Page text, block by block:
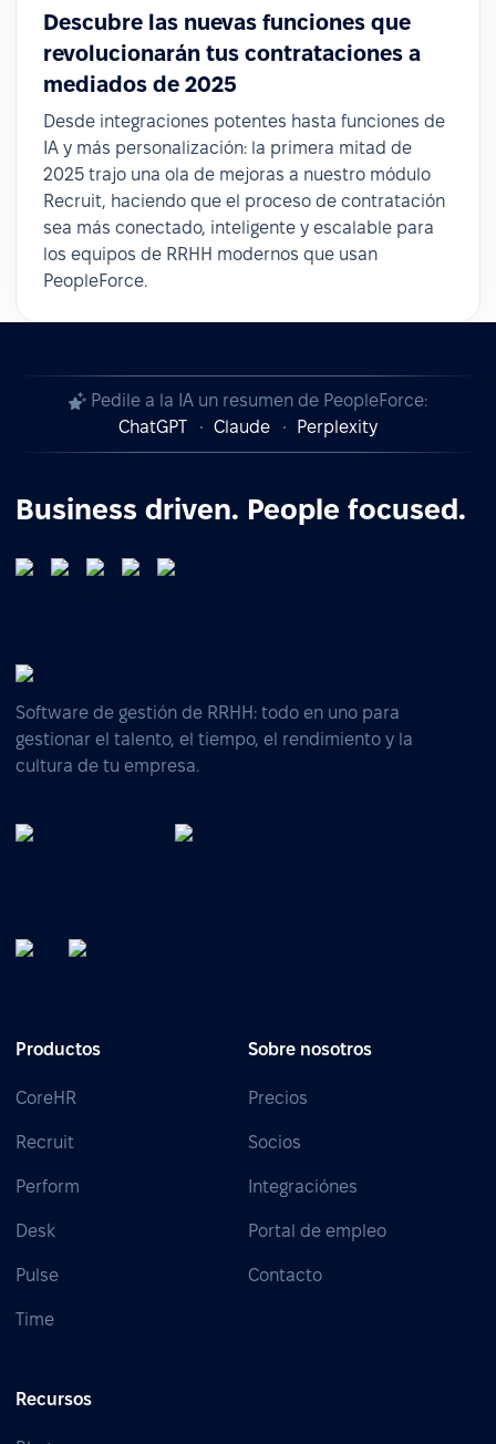
Descubre las nuevas funciones que
revolucionarán tus contrataciones a
mediados de 2025
Desde integraciones potentes hasta funciones de
IA y más personalización: la primera mitad de
2025 trajo una ola de mejoras a nuestro módulo
Recruit, haciendo que el proceso de contratación
sea más conectado, inteligente y escalable para
los equipos de RRHH modernos que usan
PeopleForce.
Pedile a la IA un resumen de PeopleForce:
ChatGPT
Claude Perplexity
Business driven. People focused.
Software de gestión de RRHH: todo en uno para
gestionar el talento, el tiempo, el rendimiento y la
cultura de tu empresa.
Productos
CoreHR
Recruit
Perform
Desk
Pulse
Time
Sobre nosotros
Precios
Socios
Integraciónes
Portal de empleo
Contacto
Recursos